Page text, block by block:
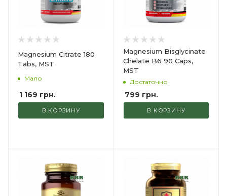
Magnesium Citrate 180
Tabs, MST
Мало
1 169 грн.
В КОРЗИНУ
Magnesium Bisglycinate
Chelate B6 90 Caps,
MST
Достаточно
799 грн.
В КОРЗИНУ